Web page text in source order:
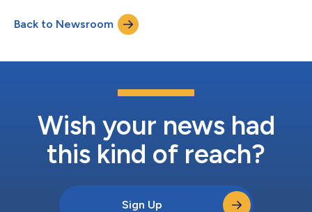
Il Padiglione Giappone esprimerà il concetto di circolarità
basato sul tema “Between Lives” in tre aree: Plant Area, Farm
Back to Newsroom
Wish your news had
this kind of reach?
Sign Up